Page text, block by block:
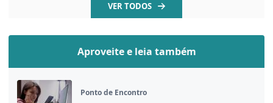
VER TODOS
Aproveite e leia também
Ponto de Encontro